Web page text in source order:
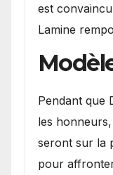
est
Lamine
Pendant que
les
seront sur la
pour